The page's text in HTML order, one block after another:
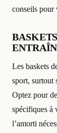
conseils pour
Les baskets
sport, surtout
Optez pour
spécifiques à
l’amorti